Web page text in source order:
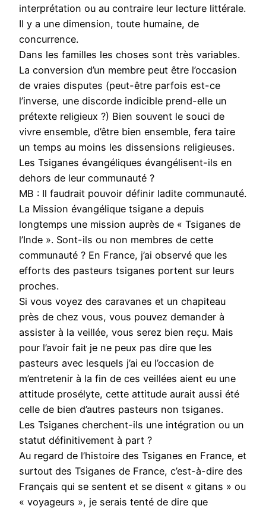
interprétation ou au contraire leur lecture littérale.
Il y a une dimension, toute humaine, de
concurrence.
Dans les familles les choses sont très variables.
La conversion d’un membre peut être l’occasion
de vraies disputes (peut-être parfois est-ce
l’inverse, une discorde indicible prend-elle un
prétexte religieux ?) Bien souvent le souci de
vivre ensemble, d’être bien ensemble, fera taire
un temps au moins les dissensions religieuses.
Les Tsiganes évangéliques évangélisent-ils en
dehors de leur communauté ?
MB : Il faudrait pouvoir définir ladite communauté.
La Mission évangélique tsigane a depuis
longtemps une mission auprès de « Tsiganes de
l’Inde ». Sont-ils ou non membres de cette
communauté ? En France, j’ai observé que les
efforts des pasteurs tsiganes portent sur leurs
proches.
Si vous voyez des caravanes et un chapiteau
près de chez vous, vous pouvez demander à
assister à la veillée, vous serez bien reçu. Mais
pour l’avoir fait je ne peux pas dire que les
pasteurs avec lesquels j’ai eu l’occasion de
m’entretenir à la fin de ces veillées aient eu une
attitude prosélyte, cette attitude aurait aussi été
celle de bien d’autres pasteurs non tsiganes.
Les Tsiganes cherchent-ils une intégration ou un
statut définitivement à part ?
Au regard de l’histoire des Tsiganes en France, et
surtout des Tsiganes de France, c’est-à-dire des
Français qui se sentent et se disent « gitans » ou
« voyageurs », je serais tenté de dire que